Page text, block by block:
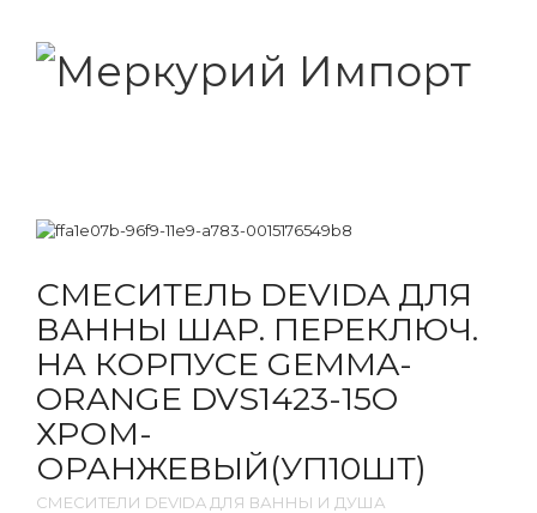
СМЕСИТЕЛЬ DEVIDA ДЛЯ
ВАННЫ ШАР. ПЕРЕКЛЮЧ.
НА КОРПУСЕ GEMMA-
ORANGE DVS1423-15O
ХРОМ-
ОРАНЖЕВЫЙ(УП10ШТ)
СМЕСИТЕЛИ DEVIDA ДЛЯ ВАННЫ И ДУША